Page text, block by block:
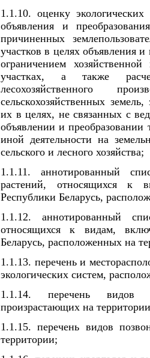
1.1.10. оценку
объявления и
причиненных
участков в целях объявления
ограничением
участках, а также
лесохозяйственного
сельскохозяйственных
их в целях, не связанных с
объявлении и преобразовании
иной деятельности на
сельского и лесного хозяйства;
1.1.11. аннотированный
растений, относящихся к
Республики Беларусь,
1.1.12. аннотированный
относящихся к видам,
Беларусь, расположенных на
1.1.13. перечень и
экологических систем,
1.1.14. перечень видов
произрастающих на
1.1.15. перечень видов
территории;